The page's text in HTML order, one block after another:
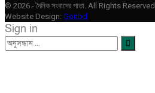
© 2026 - দৈনিক সংবাদের পাতা. All Rights Reserved.
Website Design: Goitbd
Sign in